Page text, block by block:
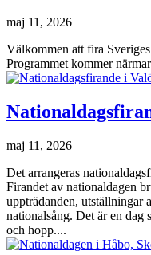
maj 11, 2026
Välkommen att fira
Programmet kommer
maj 11, 2026
Det arrangeras
Firandet av nationaldagen
uppträdanden, utställningar
nationalsång. Det är en dag
och hopp....